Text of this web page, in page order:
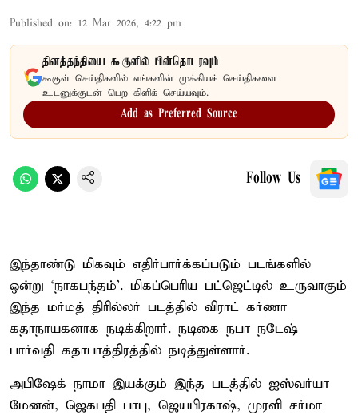
Published on: 12 Mar 2026, 4:22 pm
தினத்தந்தியை கூகுளில் பின்தொடரவும்
கூகுள் செய்திகளில் எங்களின் முக்கியச் செய்திகளை
உடனுக்குடன் பெற கிளிக் செய்யவும்.
Add as Preferred Source
Follow Us
இந்தாண்டு மிகவும் எதிர்பார்க்கப்படும் படங்களில்
ஒன்று ‘நாகபந்தம்’. மிகப்பெரிய பட்ஜெட்டில் உருவாகும்
இந்த மர்மத் திரில்லர் படத்தில் விராட் கர்ணா
கதாநாயகனாக நடிக்கிறார். நடிகை நபா நடேஷ்
பார்வதி கதாபாத்திரத்தில் நடித்துள்ளார்.
அபிஷேக் நாமா இயக்கும் இந்த படத்தில் ஐஸ்வர்யா
மேனன், ஜெகபதி பாபு, ஜெயபிரகாஷ், முரளி சர்மா